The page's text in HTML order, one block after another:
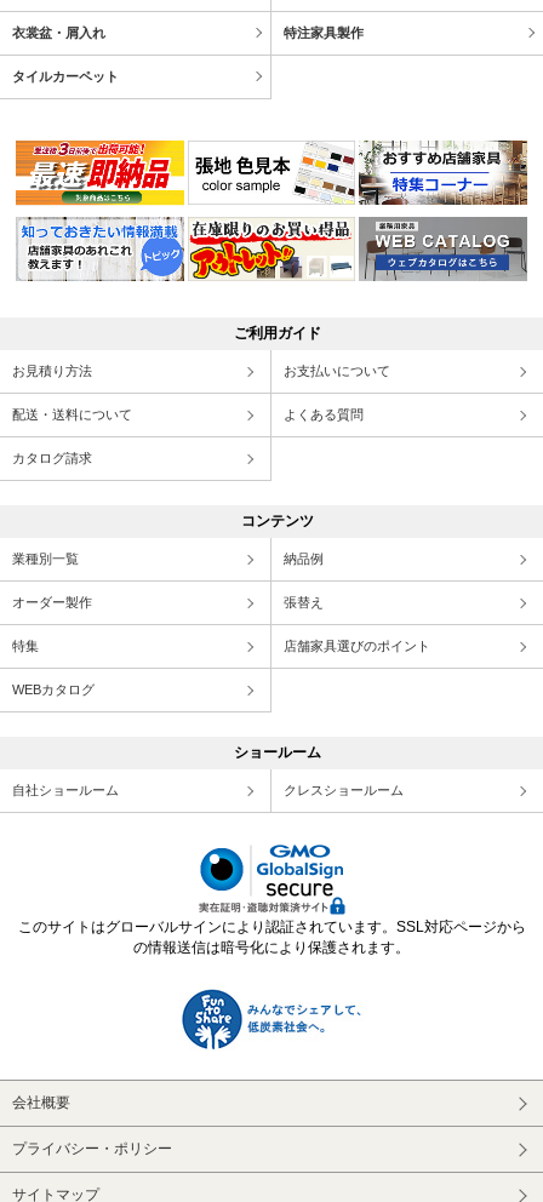
衣裳盆・屑入れ 特注家具製作
タイルカーペット
ご利用ガイド
お見積り方法 お支払いについて
配送・送料について よくある質問
カタログ請求
コンテンツ
業種別一覧 納品例
オーダー製作 張替え
特集 店舗家具選びのポイント
WEBカタログ
ショールーム
自社ショールーム クレスショールーム
このサイトはグローバルサインにより認証されています。SSL対応ページから
の情報送信は暗号化により保護されます。
会社概要
プライバシー・ポリシー
サイトマップ